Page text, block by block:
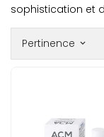
sophistication et
Pertinence keyboard_arrow_down